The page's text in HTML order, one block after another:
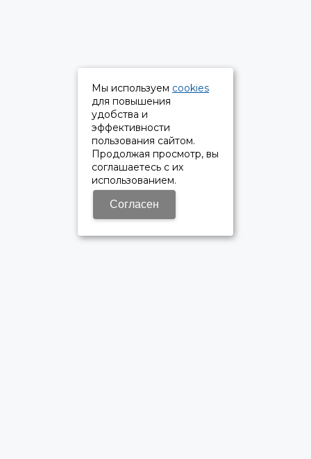
Мы используем cookies
для повышения
удобства и
эффективности
пользования сайтом.
Продолжая просмотр, вы
соглашаетесь с их
использованием.
Согласен